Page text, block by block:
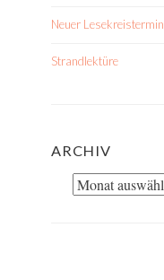
Neuer Lesekreistermin
Strandlektüre
ARCHIV
Archiv